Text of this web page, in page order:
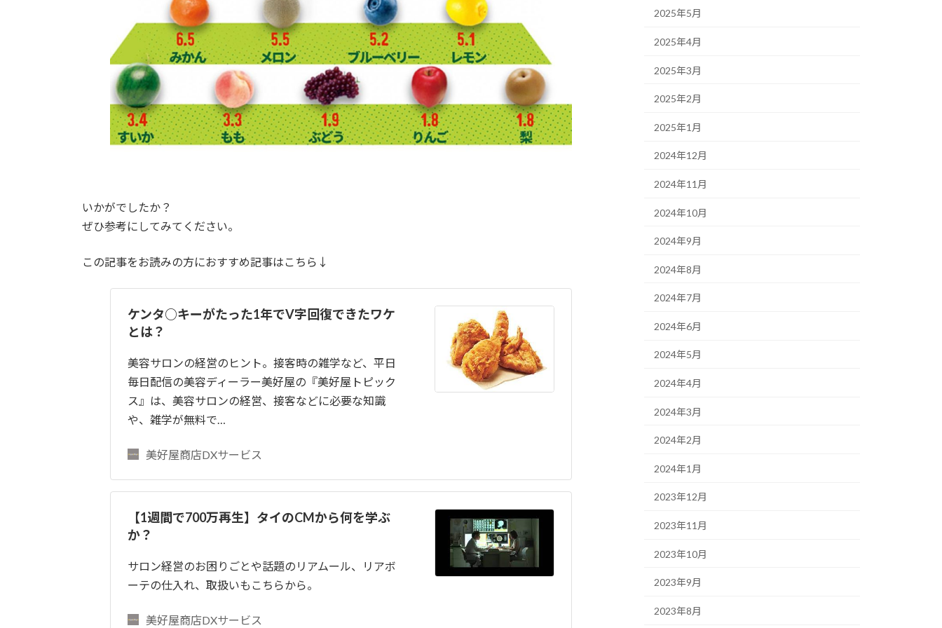
いかがでしたか？
ぜひ参考にしてみてください。
この記事をお読みの方におすすめ記事はこちら↓
ケンタ○キーがたった1年でV字回復できたワケ
とは？
美容サロンの経営のヒント。接客時の雑学など、平日
毎日配信の美容ディーラー美好屋の『美好屋トピック
ス』は、美容サロンの経営、接客などに必要な知識
や、雑学が無料で…
美好屋商店DXサービス
【1週間で700万再生】タイのCMから何を学ぶ
か？
サロン経営のお困りごとや話題のリアムール、リアボ
ーテの仕入れ、取扱いもこちらから。
美好屋商店DXサービス
2025年5月
2025年4月
2025年3月
2025年2月
2025年1月
2024年12月
2024年11月
2024年10月
2024年9月
2024年8月
2024年7月
2024年6月
2024年5月
2024年4月
2024年3月
2024年2月
2024年1月
2023年12月
2023年11月
2023年10月
2023年9月
2023年8月